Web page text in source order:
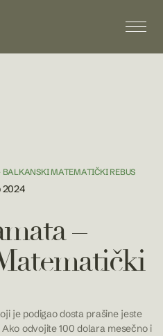
MATEMATIČKI REBUS
2024
–
je podigao dosta prašine jeste
odvojite 100 dolara mesečno i